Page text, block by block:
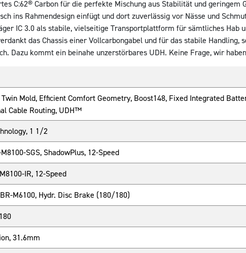
C:62® Carbon für die perfekte Mischung aus Stabilität und geringem
ins Rahmendesign einfügt und dort zuverlässig vor Nässe und
IC 3.0 als stabile, vielseitige Transportplattform für sämtliches Hab
das Chassis einer Vollcarbongabel und für das stabile Handling,
Dazu kommt ein beinahe unzerstörbares UDH. Keine Frage, wir
Twin Mold, Efficient Comfort Geometry, Boost148, Fixed Integrated
Cable Routing, UDH™
1 1/2
SGS, ShadowPlus, 12-Speed
IR, 12-Speed
M6100, Hydr. Disc Brake (180/180)
31.6mm